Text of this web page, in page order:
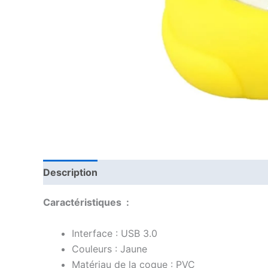
Description
Caractéristiques :
Interface : USB 3.0
Couleurs : Jaune
Matériau de la coque : PVC